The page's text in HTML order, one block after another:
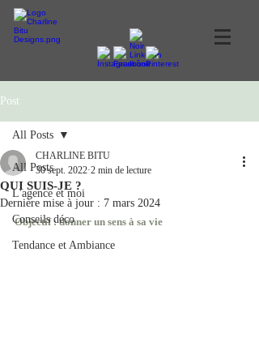
Post
All Posts
L'agence et moi
Conseils déco
Tendance et Ambiance
All Posts
QUI SUIS-JE ?
CHARLINE BITU
30 sept. 2022 2 min de lecture
Dernière mise à jour : 7 mars 2024
Objectif : donner un sens à sa vie